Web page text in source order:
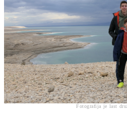
Fotografija je last